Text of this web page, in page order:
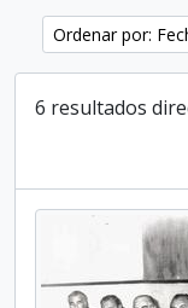
Ordenar por:
6 resultados